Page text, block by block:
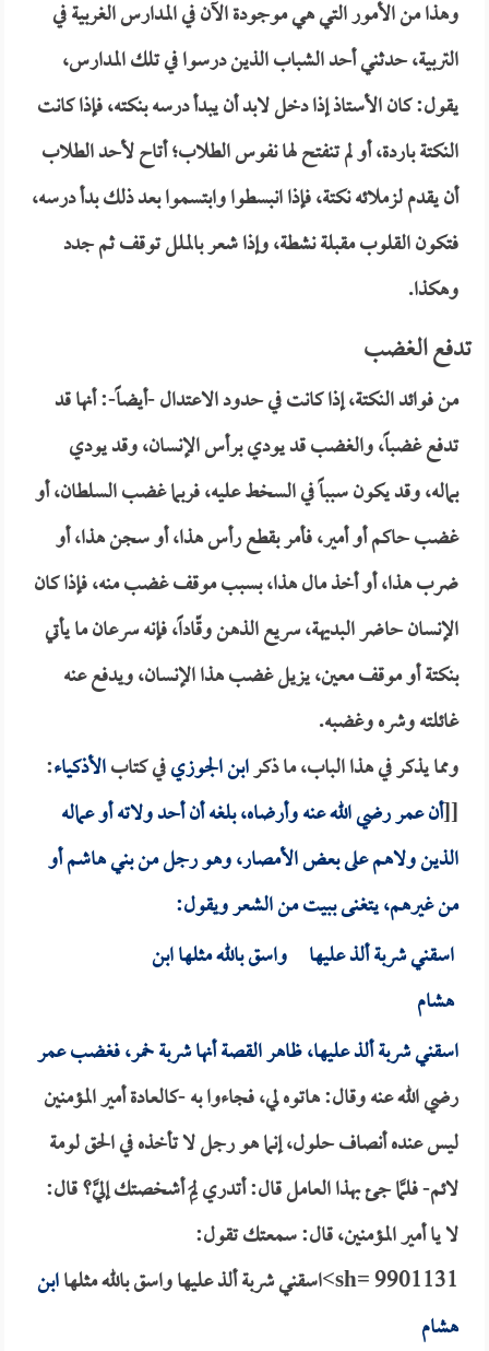
وهذا من الأمور التي هي موجودة الآن في المدارس الغربية في
التربية، حدثني أحد الشباب الذين درسوا في تلك المدارس،
يقول: كان الأستاذ إذا دخل لابد أن يبدأ درسه بنكته، فإذا كانت
النكتة باردة، أو لم تنفتح لها نفوس الطلاب؛ أتاح لأحد الطلاب
أن يقدم لزملائه نكتة، فإذا انبسطوا وابتسموا بعد ذلك بدأ درسه،
فتكون القلوب مقبلة نشطة، وإذا شعر بالملل توقف ثم جدد
وهكذا.
تدفع الغضب
من فوائد النكتة، إذا كانت في حدود الاعتدال -أيضاً-: أنها قد
تدفع غضباً، والغضب قد يودي برأس الإنسان، وقد يودي
بماله، وقد يكون سبباً في السخط عليه، فربما غضب السلطان، أو
غضب حاكم أو أمير، فأمر بقطع رأس هذا، أو سجن هذا، أو
ضرب هذا، أو أخذ مال هذا، بسبب موقف غضب منه، فإذا كان
الإنسان حاضر البديهة، سريع الذهن وقّاداً، فإنه سرعان ما يأتي
بنكتة أو موقف معين، يزيل غضب هذا الإنسان، ويدفع عنه
غائلته وشره وغضبه.
ومما يذكر في هذا الباب، ما ذكرابن الجوزيفي كتابالأذكياء:
[[أنعمررضي الله عنه وأرضاه، بلغه أن أحد ولاته أو عماله
الذين ولاهم على بعض الأمصار، وهو رجل من بني هاشم أو
من غيرهم، يتغنى ببيت من الشعر ويقول:
اسقني شربة ألذ عليها واسق بالله مثلها ابن
هشام
اسقني شربة ألذ عليها، ظاهر القصة أنها شربة خمر، فغضبعمر
رضي الله عنه وقال: هاتوه لي، فجاءوا به -كالعادة أمير المؤمنين
ليس عنده أنصاف حلول، إنما هو رجل لا تأخذه في الحق لومة
لائم- فلمَّا جئ بهذا العامل قال: أتدري لِمَ أشخصتك إليَّ؟ قال:
لا يا أمير المؤمنين، قال: سمعتك تقول:
sh= 9901131>اسقني شربة ألذ عليها واسق بالله مثلها
ابن
هشام